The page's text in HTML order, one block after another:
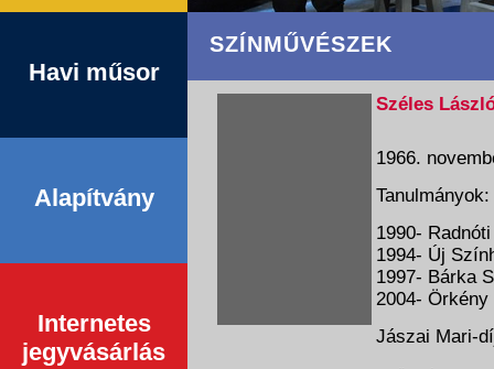
Havi műsor
Alapítvány
Internetes
jegyvásárlás
SZÍNMŰVÉSZEK
Széles
1966.
1990-
1994- Új
1997- Bárka
2004-
Jászai Mari-